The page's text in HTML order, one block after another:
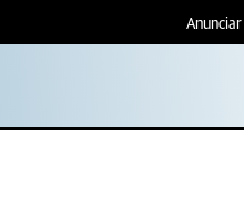
Anunciar